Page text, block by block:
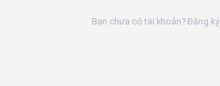
Bạn chưa có tài khoản? Đăng ký